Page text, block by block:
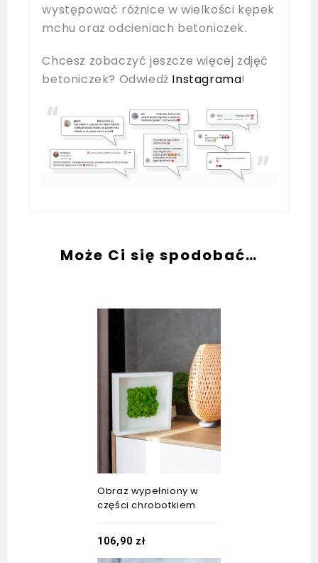
występować różnice w wielkości kępek
mchu oraz odcieniach betoniczek.
Chcesz zobaczyć jeszcze więcej zdjęć
betoniczek? Odwiedź Instagrama!
Może Ci się spodobać…
Obraz wypełniony w
części chrobotkiem
106,90 zł